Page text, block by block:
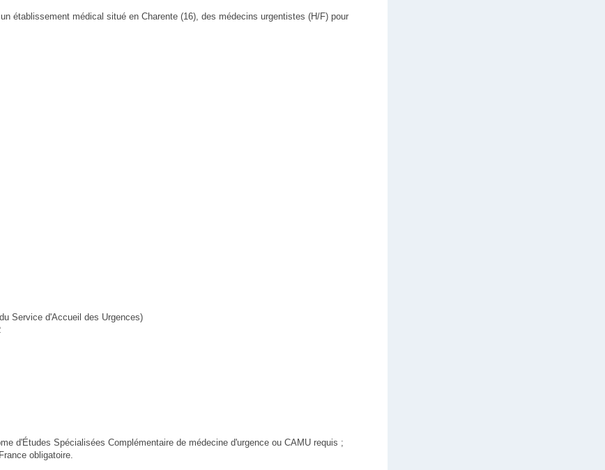
établissement médical situé en Charente (16), des médecins urgentistes (H/F) pour
Service d'Accueil des Urgences)
d'Études Spécialisées Complémentaire de médecine d'urgence ou CAMU requis ;
obligatoire.